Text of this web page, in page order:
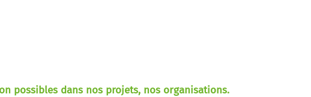
possibles dans nos projets, nos organisations.